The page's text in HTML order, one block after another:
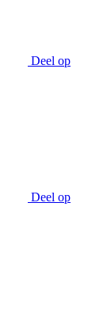
Deel op
Deel op